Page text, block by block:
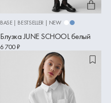
BASE | BESTSELLER | NEW
Блузка JUNE SCHOOL белый
6 700 ₽